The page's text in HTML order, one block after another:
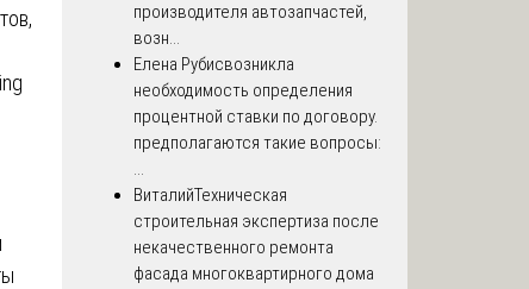
производителя автозапчастей,
возн...
Елена Рубисвозникла
необходимость определения
процентной ставки по договору.
предполагаются такие вопросы:
...
ВиталийТехническая
строительная экспертиза после
некачественного ремонта
фасада многоквартирного дома